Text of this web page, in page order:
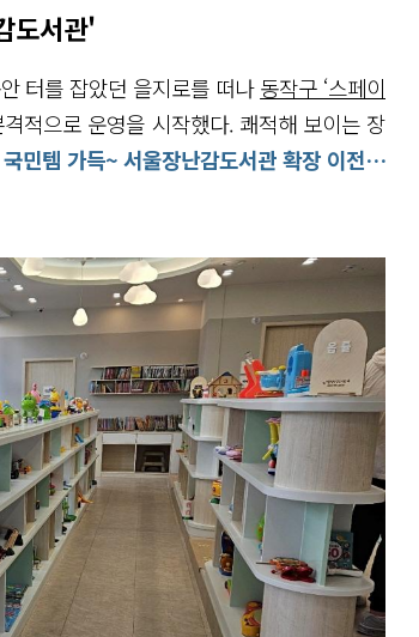
도서관'
터를 잡았던 을지로를 떠나동작구 ‘스페이
격적으로 운영을 시작했다. 쾌적해 보이는 장
민템 가득~ 서울장난감도서관 확장 이전…